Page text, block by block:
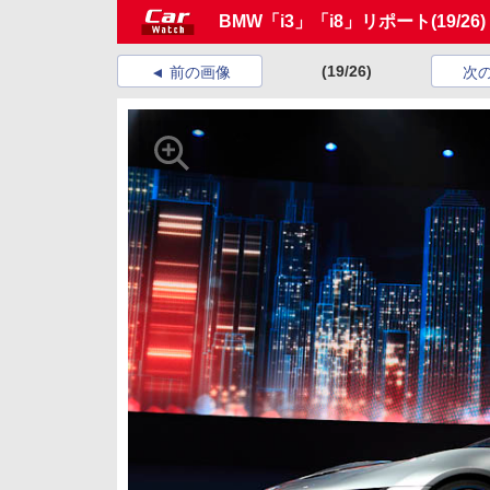
BMW「i3」「i8」リポート(19/26)
前の画像 (19/26) 次